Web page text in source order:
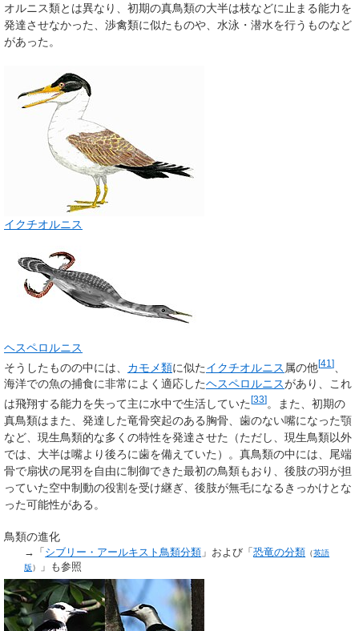
オルニス類とは異なり、初期の真鳥類の大半は枝などに止まる能力を
発達させなかった、渉禽類に似たものや、水泳・潜水を行うものなど
があった。
イクチオルニス
ヘスペロルニス
そうしたものの中には、 カモメ類に似たイクチオルニス 属の他[41 ]
海洋での魚の捕食に非常によく適応したヘスペロルニスがあり、これ
は飛翔する能力を失って主に水中で生活していた [33] 。また、初期の
真鳥類はまた、発達した竜骨突起のある胸骨、歯のない嘴になった顎
など、現生鳥類的な多くの特性を発達させた（ただし、現生鳥類以外
では、大半は嘴より後ろに歯を備えていた）。真鳥類の中には、尾端
骨で扇状の尾羽を自由に制御できた最初の鳥類もおり、後肢の羽が担
っていた空中制動の役割を受け継ぎ、後肢が無毛になるきっかけとな
った可能性がある。
鳥類の進化
→「 シブリー・アールキスト鳥類分類 」および「恐竜の分類 （英語
版） 」も参照